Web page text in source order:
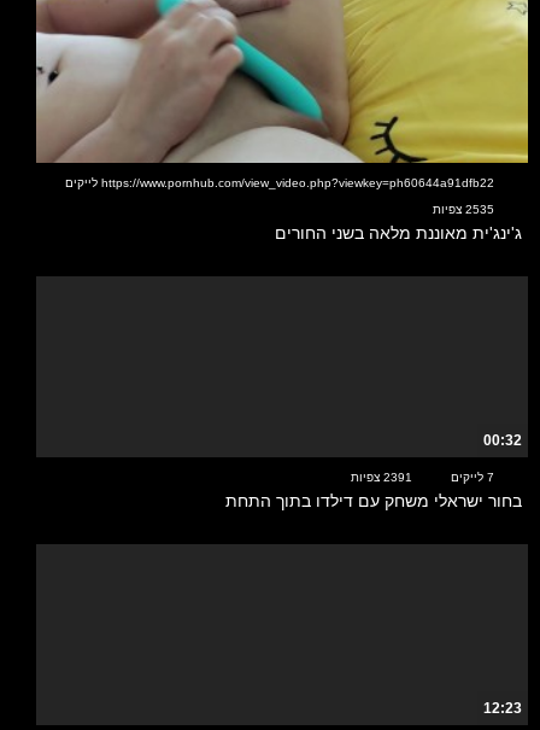
00:36
https://www.pornhub.com/view_video.php?viewkey=ph60644a91dfb22 לייקים
2535 צפיות
ג'ינג'ית מאוננת מלאה בשני החורים
00:32
7 לייקים 2391 צפיות
בחור ישראלי משחק עם דילדו בתוך התחת
12:23